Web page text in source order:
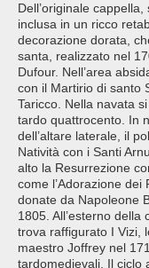
Dell’originale
inclusa in un ricco
decorazione dorata,
santa, realizzato nel
Dufour. Nell’area
con il Martirio di santo
Taricco. Nella navata
tardo quattrocento. In
dell’altare laterale, il
Natività con i Santi
alto la Resurrezione
come l’Adorazione
donate da Napoleone
1805. All’esterno
trova raffigurato I Vizi,
maestro Joffrey nel
tardomedievali. Il ciclo